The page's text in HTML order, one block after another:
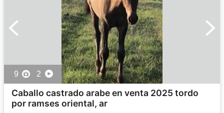
9 2
Caballo castrado arabe en venta 2025 tordo
por ramses oriental, ar